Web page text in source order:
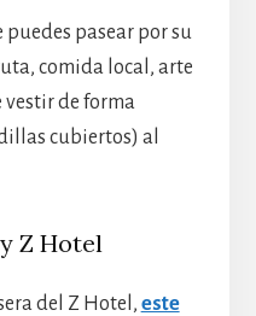
pasear por su
comida local, arte
vestir de forma
cubiertos) al
Z Hotel
del Z Hotel, este